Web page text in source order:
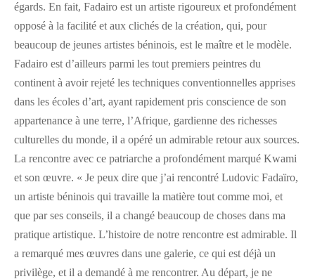
égards. En fait, Fadairo est un artiste rigoureux et profondément
opposé à la facilité et aux clichés de la création, qui, pour
beaucoup de jeunes artistes béninois, est le maître et le modèle.
Fadairo est d’ailleurs parmi les tout premiers peintres du
continent à avoir rejeté les techniques conventionnelles apprises
dans les écoles d’art, ayant rapidement pris conscience de son
appartenance à une terre, l’Afrique, gardienne des richesses
culturelles du monde, il a opéré un admirable retour aux sources.
La rencontre avec ce patriarche a profondément marqué Kwami
et son œuvre. « Je peux dire que j’ai rencontré Ludovic Fadaïro,
un artiste béninois qui travaille la matière tout comme moi, et
que par ses conseils, il a changé beaucoup de choses dans ma
pratique artistique. L’histoire de notre rencontre est admirable. Il
a remarqué mes œuvres dans une galerie, ce qui est déjà un
privilège, et il a demandé à me rencontrer. Au départ, je ne